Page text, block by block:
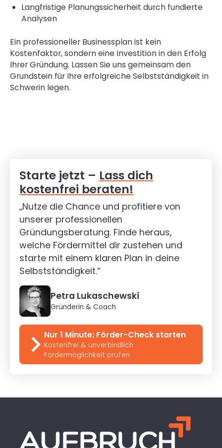
Langfristige Planungssicherheit durch fundierte
Analysen
Ein professioneller Businessplan ist kein
Kostenfaktor, sondern eine Investition in den Erfolg
Ihrer Gründung. Lassen Sie uns gemeinsam den
Grundstein für Ihre erfolgreiche Selbstständigkeit in
Schwerin legen.
Starte jetzt – Lass dich
kostenfrei beraten!
„Nutze die Chance und profitiere von
unserer professionellen
Gründungsberatung. Finde heraus,
welche Fördermittel dir zustehen und
starte mit einem klaren Plan in deine
Selbstständigkeit.“
Petra Lukaschewski
Gründerin & Coach
Nur 1 Minute: Förder-Check starten
Kostenfrei & unverbindlich
Fördermöglichkeit prüfen